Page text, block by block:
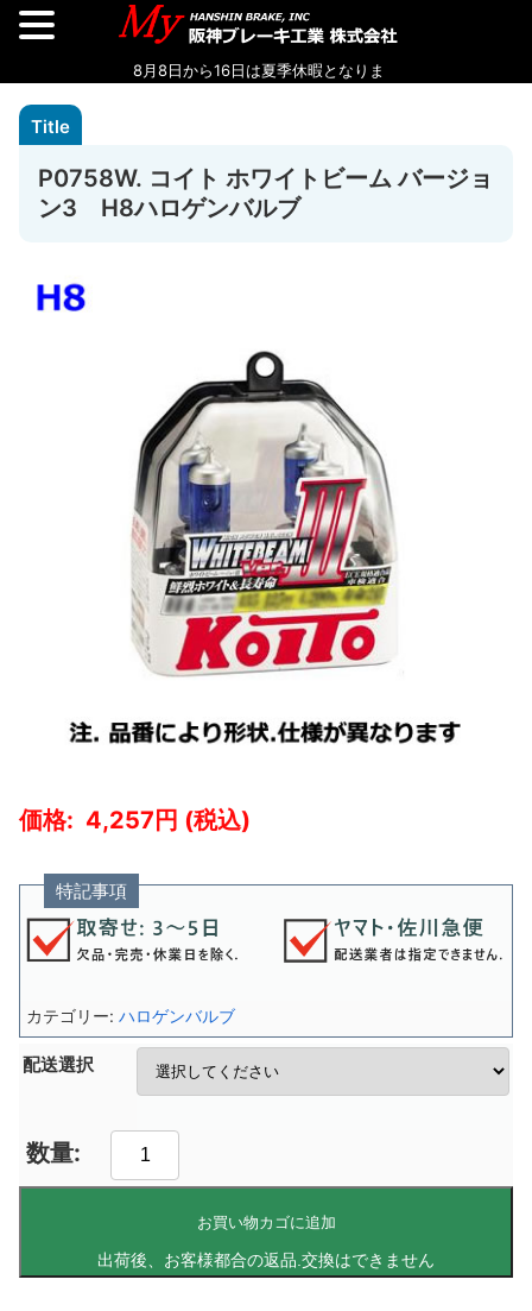
P0758W. コイト ホワイトビーム バージョ
ン3 H8ハロゲンバルブ
4,257
特記事項
配送選択
お買い物カゴに追加
カテゴリー: ハロゲンバルブ